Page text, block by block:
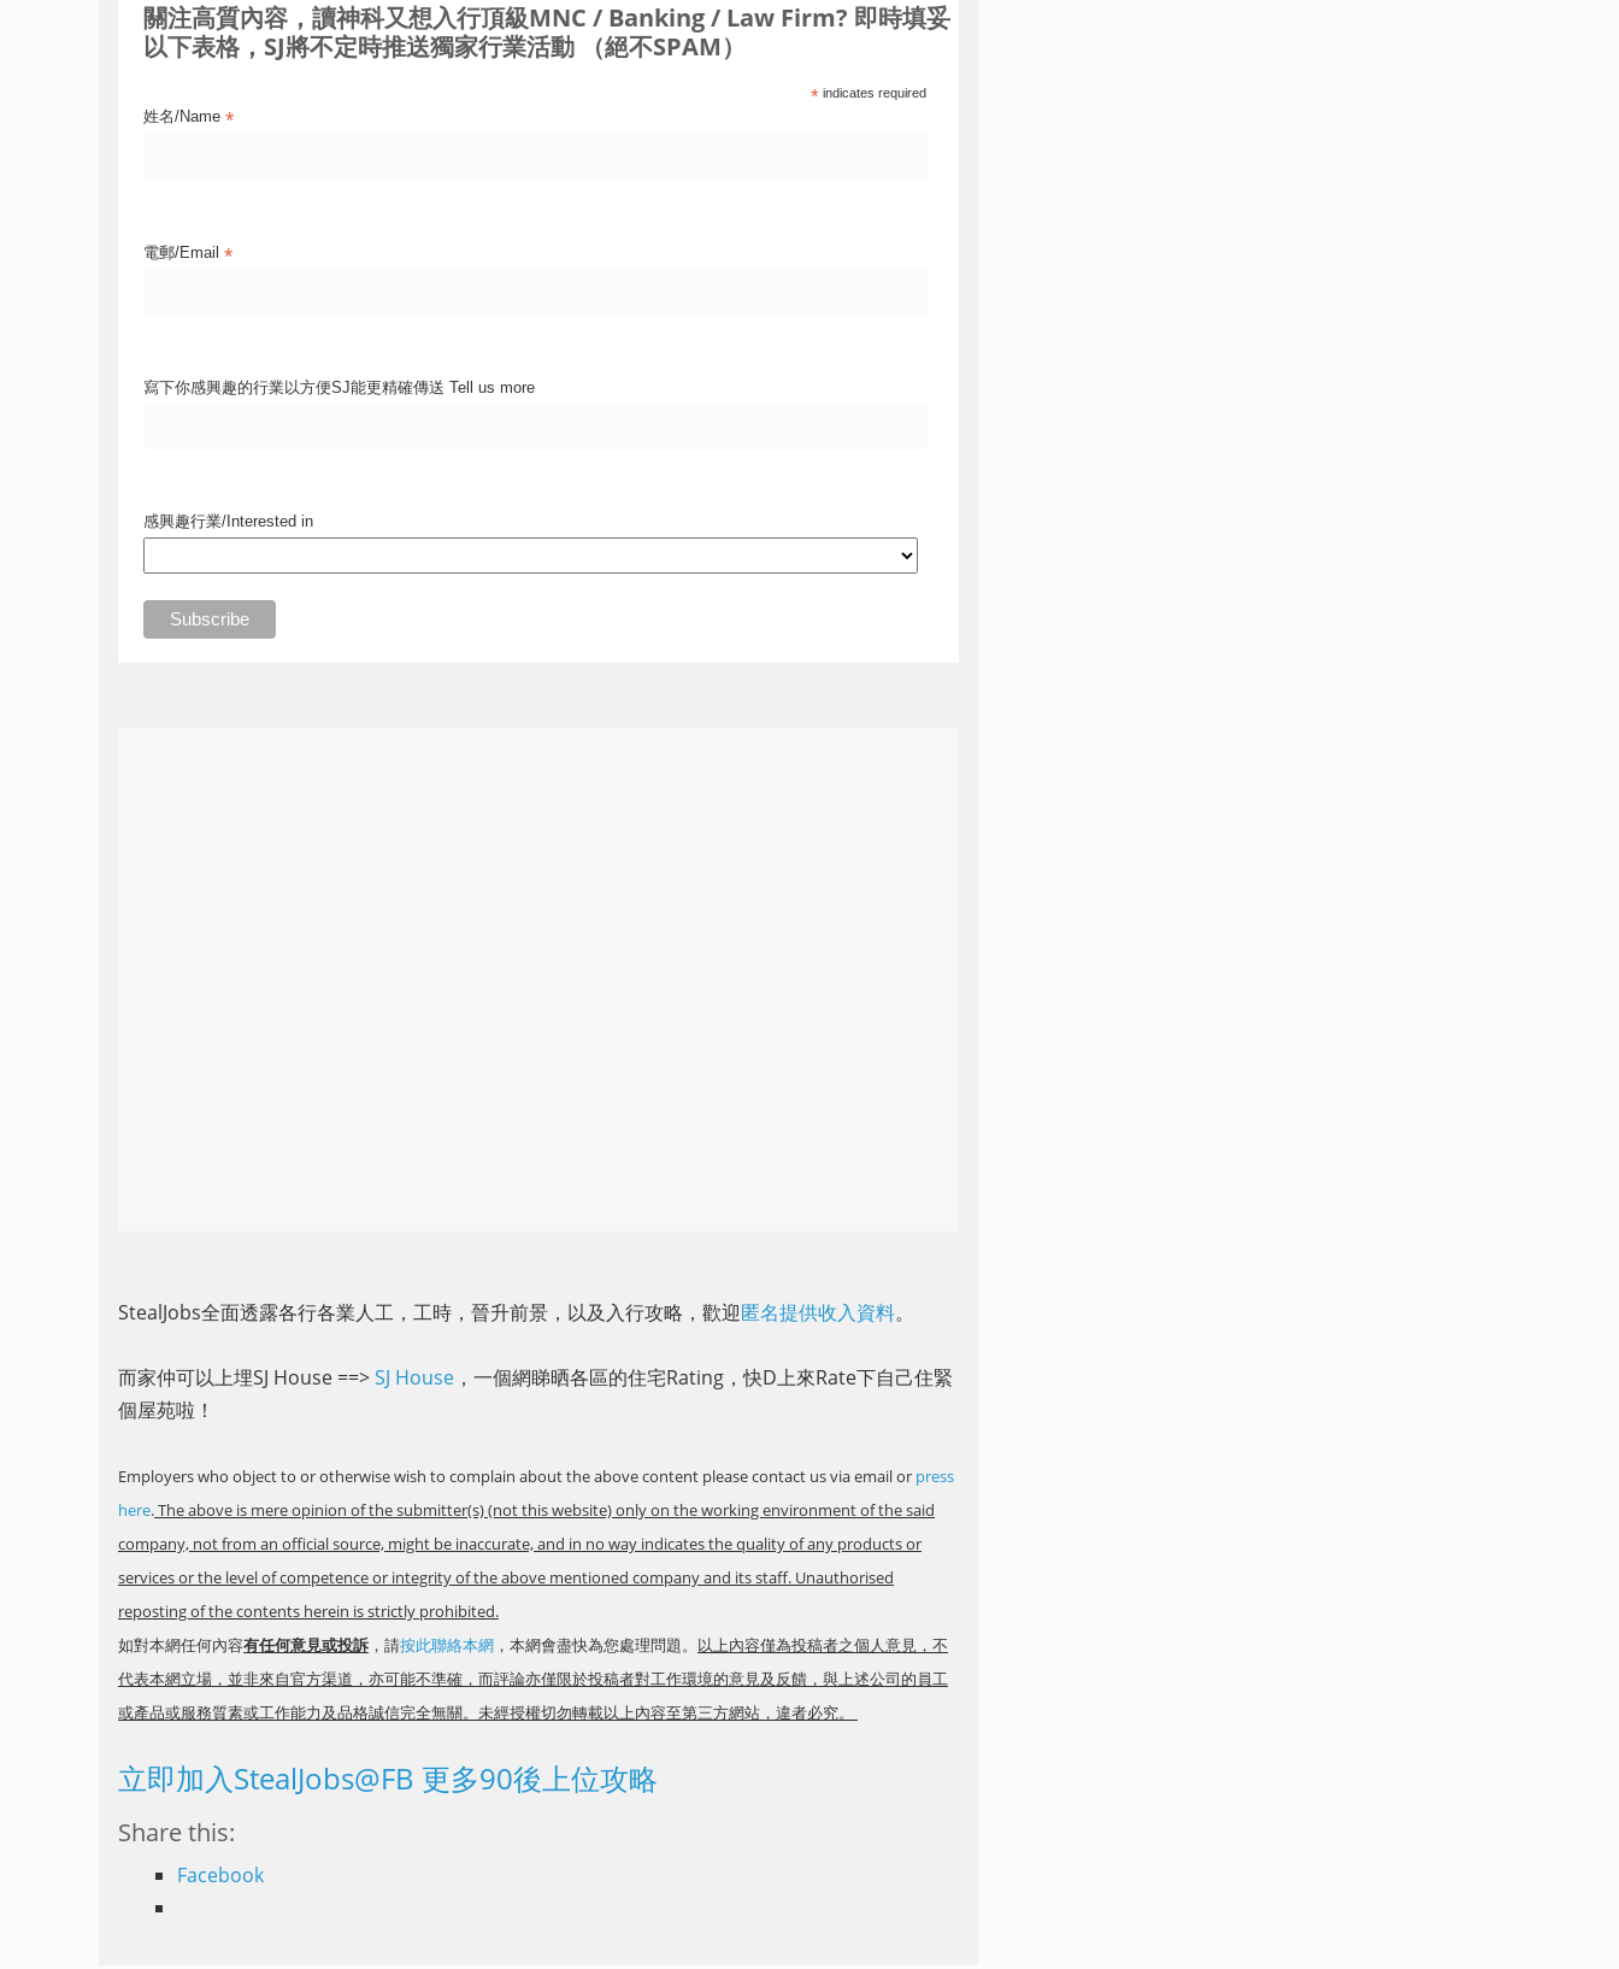
關注高質內容，讀神科又想入行頂級MNC / Banking / Law Firm? 即時填妥
以下表格，SJ將不定時推送獨家行業活動 （絕不SPAM）
*indicates required
姓名/Name *
電郵/Email *
寫下你感興趣的行業以方便SJ能更精確傳送 Tell us more
感興趣行業/Interested in
StealJobs全面透露各行各業人工，工時，晉升前景，以及入行攻略，歡迎匿名提供收入資料。
而家仲可以上埋SJ House ==>SJ House ，一個網睇晒各區的住宅Rating，快D上來Rate下自己住緊
個屋苑啦！
Employers who object to or otherwise wish to complain about the above content please contact us via email or press
here.The above is mere opinion of the submitter(s) (not this website) only on the working environment of the said
company, not from an official source, might be inaccurate, and in no way indicates the quality of any products or
services or the level of competence or integrity of the above mentioned company and its staff. Unauthorised
reposting of the contents herein is strictly prohibited.
如對本網任何內容有任何意見或投訴 ，請按此聯絡本網 ，本網會盡快為您處理問題。 以上內容僅為投稿者之個人意見，不
代表本網立場，並非來自官方渠道，亦可能不準確，而評論亦僅限於投稿者對工作環境的意見及反饋，與上述公司的員工
或產品或服務質素或工作能力及品格誠信完全無關。未經授權切勿轉載以上內容至第三方網站，違者必究。
立即加入StealJobs@FB 更多90後上位攻略
Share this:
Facebook